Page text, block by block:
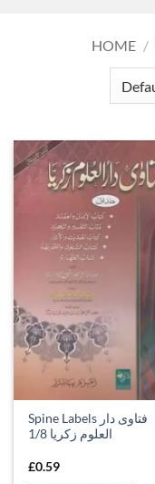
HOME /
Spine Labels فتاوی دار
العلوم زکریا 1/8
£0.59